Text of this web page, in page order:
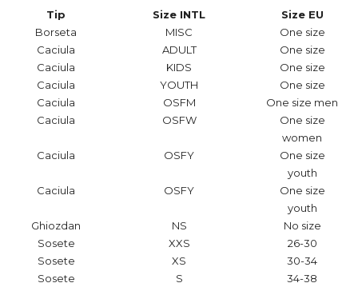
Tip Size INTL
Size EU
Borseta
MISC
One size
Caciula
ADULT
One size
Caciula
KIDS
One size
Caciula
YOUTH
One size
Caciula
OSFM
One size men
Caciula
OSFW
One size
women
Caciula
OSFY
One size
youth
Caciula
OSFY
One size
youth
Ghiozdan
NS
No size
Sosete
XXS
26-30
Sosete
XS
30-34
Sosete
S
34-38